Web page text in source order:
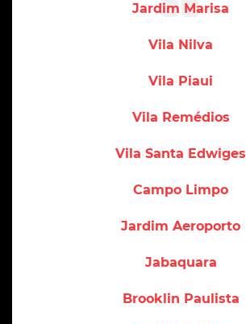
Jardim Marisa
Vila Nilva
Vila Piaui
Vila Remédios
Vila Santa Edwiges
Campo Limpo
Jardim Aeroporto
Jabaquara
Brooklin Paulista